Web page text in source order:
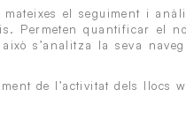
el seguiment i
Permeten quantificar el
s’analitza la seva
de l’activitat dels